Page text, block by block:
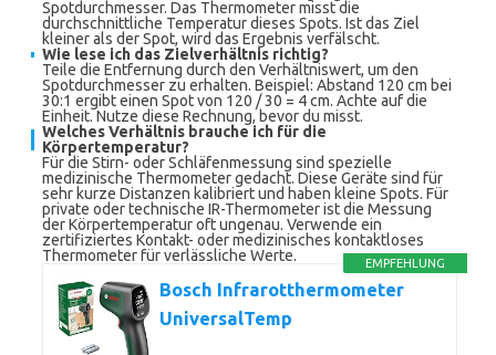
Spotdurchmesser. Das Thermometer misst die
durchschnittliche Temperatur dieses Spots. Ist das Ziel
kleiner als der Spot, wird das Ergebnis verfälscht.
Wie lese ich das Zielverhältnis richtig?
Teile die Entfernung durch den Verhältniswert, um den
Spotdurchmesser zu erhalten. Beispiel: Abstand 120 cm bei
30:1 ergibt einen Spot von 120 / 30 = 4 cm. Achte auf die
Einheit. Nutze diese Rechnung, bevor du misst.
Welches Verhältnis brauche ich für die
Körpertemperatur?
Für die Stirn- oder Schläfenmessung sind spezielle
medizinische Thermometer gedacht. Diese Geräte sind für
sehr kurze Distanzen kalibriert und haben kleine Spots. Für
private oder technische IR-Thermometer ist die Messung
der Körpertemperatur oft ungenau. Verwende ein
zertifiziertes Kontakt- oder medizinisches kontaktloses
Thermometer für verlässliche Werte.
EMPFEHLUNG
Bosch Infrarotthermometer
UniversalTemp